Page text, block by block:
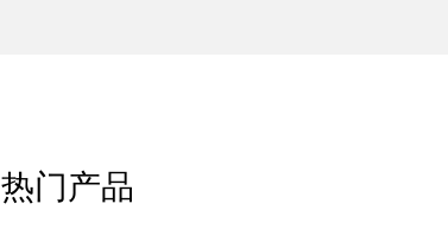
热门产品